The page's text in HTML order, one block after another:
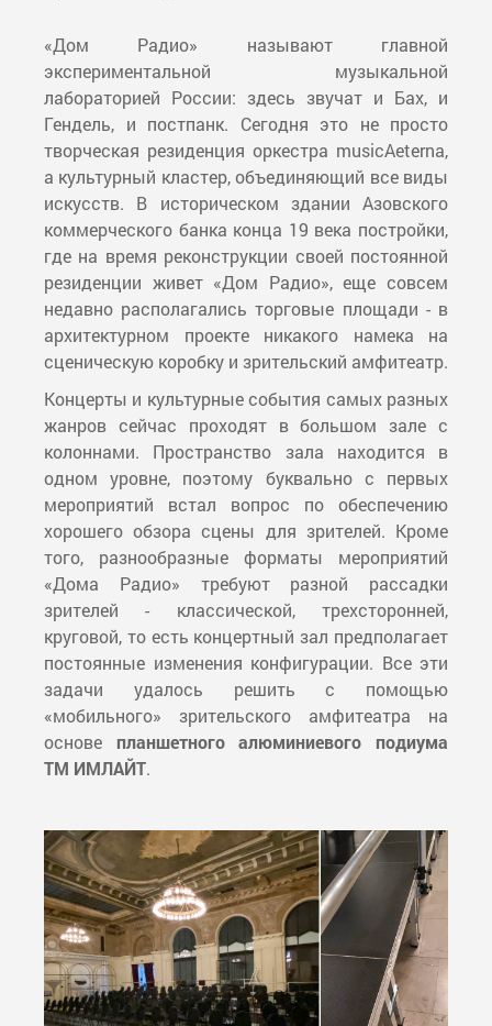
«Дом Радио» называют главной
экспериментальной музыкальной
лабораторией России: здесь звучат и Бах, и
Гендель, и постпанк. Сегодня это не просто
творческая резиденция оркестра musicAeterna,
а культурный кластер, объединяющий все виды
искусств. В историческом здании Азовского
коммерческого банка конца 19 века постройки,
где на время реконструкции своей постоянной
резиденции живет «Дом Радио», еще совсем
недавно располагались торговые площади - в
архитектурном проекте никакого намека на
сценическую коробку и зрительский амфитеатр.
Концерты и культурные события самых разных
жанров сейчас проходят в большом зале с
колоннами. Пространство зала находится в
одном уровне, поэтому буквально с первых
мероприятий встал вопрос по обеспечению
хорошего обзора сцены для зрителей. Кроме
того, разнообразные форматы мероприятий
«Дома Радио» требуют разной рассадки
зрителей - классической, трехсторонней,
круговой, то есть концертный зал предполагает
постоянные изменения конфигурации. Все эти
задачи удалось решить с помощью
«мобильного» зрительского амфитеатра на
основе планшетного алюминиевого подиума
ТМ ИМЛАЙТ.